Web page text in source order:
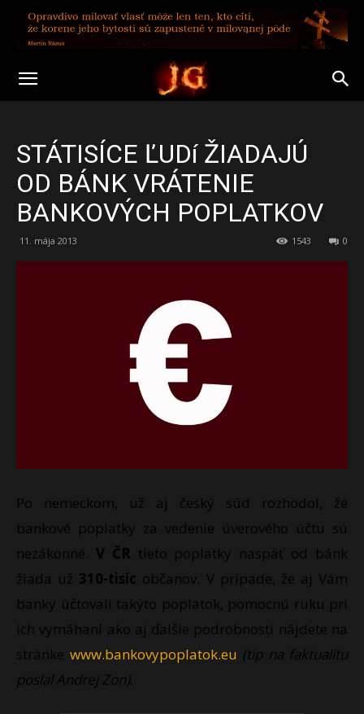
STÁTISÍCE ĽUDí ŽIADAJÚ
OD BÁNK VRÁTENIE
BANKOVÝCH POPLATKOV
11. mája 2013 0
1543
Po nemeckom, už aj český súd rozhodol, že
bankové poplatky za vedenie úverového účtu sú
nezákonné. V ČR tieto poplatky naspäť od bánk
žiada už 310-tisíc občanov. V prípade, že aj Vám
banky účtovali takýto poplatok, pomocnú ruku pri
ich vymáhaní ako aj ďalšie podrobnosti nájdete na
stránke www.bankovypoplatok.eu (tip na faktualitu
poslal Andrej Zon).